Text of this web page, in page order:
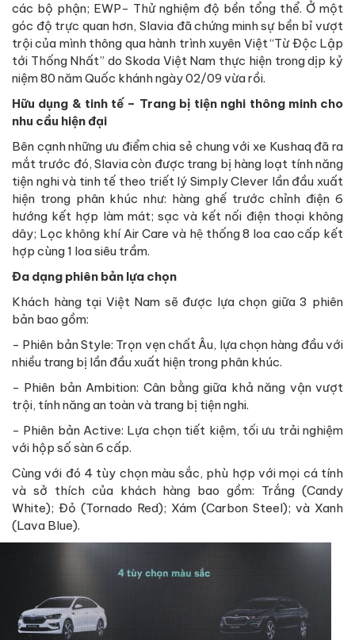
các bộ phận; EWP- Thử nghiệm độ bền tổng thể. Ở một
góc độ trực quan hơn, Slavia đã chứng minh sự bền bỉ vượt
trội của mình thông qua hành trình xuyên Việt “Từ Độc Lập
tới Thống Nhất” do Skoda Việt Nam thực hiện trong dịp kỷ
niệm 80 năm Quốc khánh ngày 02/09 vừa rồi.
Hữu dụng & tinh tế – Trang bị tiện nghi thông minh cho
nhu cầu hiện đại
Bên cạnh những ưu điểm chia sẻ chung với xe Kushaq đã ra
mắt trước đó, Slavia còn được trang bị hàng loạt tính năng
tiện nghi và tinh tế theo triết lý Simply Clever lần đầu xuất
hiện trong phân khúc như: hàng ghế trước chỉnh điện 6
hướng kết hợp làm mát; sạc và kết nối điện thoại không
dây; Lọc không khí Air Care và hệ thống 8 loa cao cấp kết
hợp cùng 1 loa siêu trầm.
Đa dạng phiên bản lựa chọn
Khách hàng tại Việt Nam sẽ được lựa chọn giữa 3 phiên
bản bao gồm:
- Phiên bản Style: Trọn vẹn chất Âu, lựa chọn hàng đầu với
nhiều trang bị lần đầu xuất hiện trong phân khúc.
- Phiên bản Ambition: Cân bằng giữa khả năng vận vượt
trội, tính năng an toàn và trang bị tiện nghi.
- Phiên bản Active: Lựa chọn tiết kiệm, tối ưu trải nghiệm
với hộp số sàn 6 cấp.
Cùng với đó 4 tùy chọn màu sắc, phù hợp với mọi cá tính
và sở thích của khách hàng bao gồm: Trắng (Candy
White); Đỏ (Tornado Red); Xám (Carbon Steel); và Xanh
(Lava Blue).